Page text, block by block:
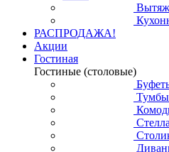
РАСПРОДАЖА!
Акции
Гостиная
Гостиные (столовые)